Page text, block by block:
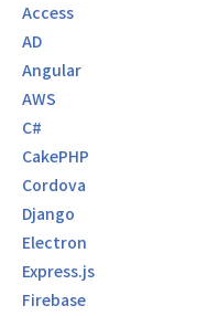
Access
AD
Angular
AWS
C#
CakePHP
Cordova
Django
Electron
Express.js
Firebase